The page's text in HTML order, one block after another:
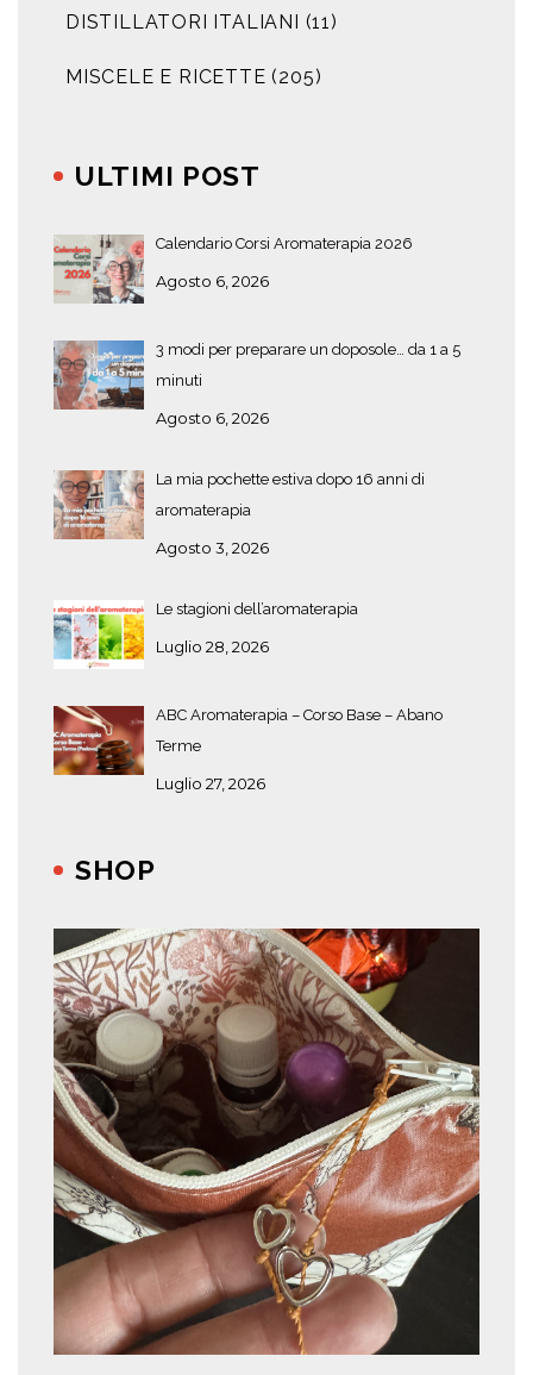
DISTILLATORI ITALIANI (11)
MISCELE E RICETTE (205)
ULTIMI POST
Calendario Corsi Aromaterapia 2026
Agosto 6, 2026
3 modi per preparare un doposole… da 1 a 5
minuti
Agosto 6, 2026
La mia pochette estiva dopo 16 anni di
aromaterapia
Agosto 3, 2026
Le stagioni dell’aromaterapia
Luglio 28, 2026
ABC Aromaterapia – Corso Base – Abano
Terme
Luglio 27, 2026
SHOP